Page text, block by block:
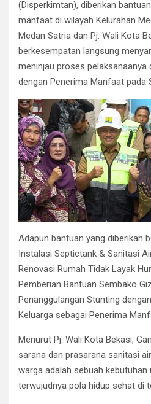
k
p
(Disperkimtan), diberikan
manfaat di wilayah Kelurahan
Medan Satria dan Pj. Wali Kota
berkesempatan langsung
meninjau proses pelaksanaanya
dengan Penerima Manfaat pada
Adapun bantuan yang diberikan
Instalasi Septictank & Sanitasi
Renovasi Rumah Tidak Layak
Pemberian Bantuan Sembako
Penanggulangan Stunting
Keluarga sebagai Penerima
Menurut Pj. Wali Kota Bekasi,
sarana dan prasarana sanitasi
warga adalah sebuah
terwujudnya pola hidup sehat di